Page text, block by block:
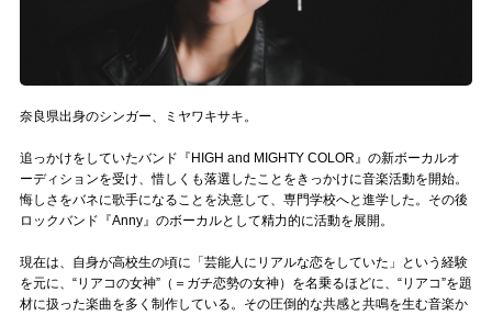
ぶいクラ！by muevo
ぶいコミュ！by muevo
ぶいマガ！ by muevo
Follow us
Official SNS
奈良県出身のシンガー、ミヤワキサキ。
追っかけをしていたバンド『HIGH and MIGHTY COLOR』の新ボーカルオ
ーディションを受け、惜しくも落選したことをきっかけに音楽活動を開始。
悔しさをバネに歌手になることを決意して、専門学校へと進学した。その後
ロックバンド『Anny』のボーカルとして精力的に活動を展開。
現在は、自身が高校生の頃に「芸能人にリアルな恋をしていた」という経験
を元に、“リアコの女神”（＝ガチ恋勢の女神）を名乗るほどに、“リアコ”を題
材に扱った楽曲を多く制作している。その圧倒的な共感と共鳴を生む音楽か